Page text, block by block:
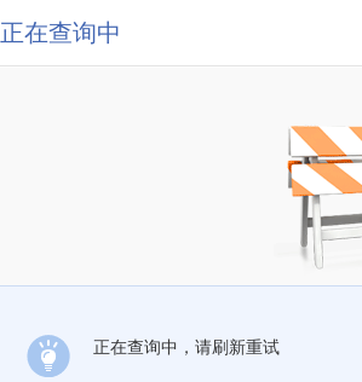
正在查询中
正在查询中，请刷新重试